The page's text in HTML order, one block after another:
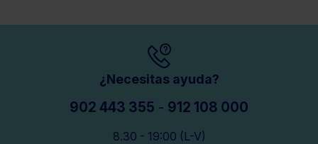
¿Necesitas ayuda?
902 443 355 - 912 108 000
8.30 - 19:00 (L-V)